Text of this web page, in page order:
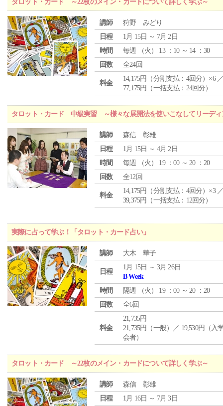
タロット・カード ～22枚のメイン・カードについて詳しく学ぶ～
講師
狩野 みどり
日程
1月 15日 ～ 7月 2日
時間
毎週 （火 ） 13 ：10 ～ 14 ：30
回数
全24回
料金
14,175円（分割支払：4回分）×6
77,175円（一括支払：24回分）
タロット・カード 中級実習 ～様々な展開法を使いこなしてリーディ
講師
森信 彰雄
日程
1月 15日 ～ 4月 2日
時間
毎週 （火 ） 19 ：00 ～ 20 ：20
回数
全12回
料金
14,175円（分割支払：4回分）×3
39,375円（一括支払：12回分）
実際に占って学ぶ！「タロット・カード占い」
講師 大木 華子
日程
1月 15日 ～ 3月 26日
B Week
時間
隔週 （火 ） 19 ：00 ～ 20 ：20
回数
全6回
料金
21,735円
21,735円（一般）／ 19,530円（入
会者）
タロット・カード ～22枚のメイン・カードについて詳しく学ぶ～
講師
森信 彰雄
日程
1月 16日 ～ 7月 3日